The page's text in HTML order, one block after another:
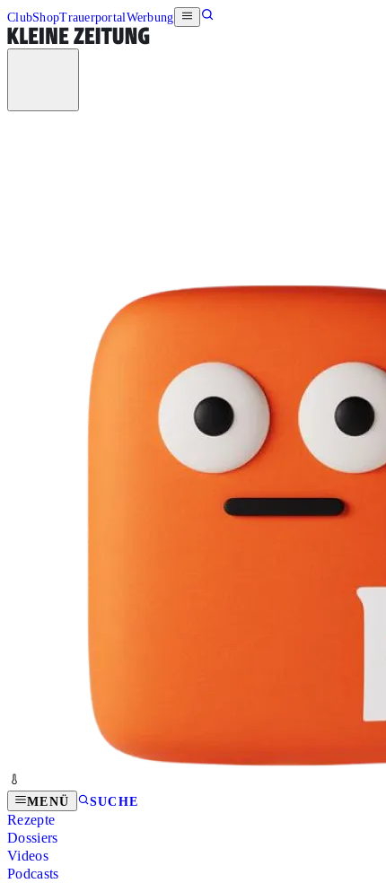
ClubShopTrauerportalWerbung
MENÜ SUCHE
Rezepte
Dossiers
Videos
Podcasts